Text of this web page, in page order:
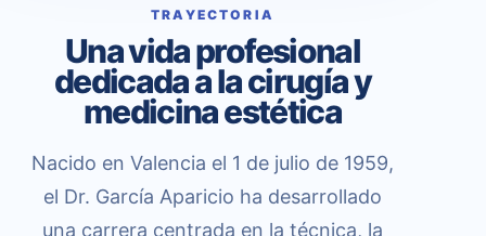
TRAYECTORIA
Una vida profesional
dedicada a la cirugía y
medicina estética
Nacido en Valencia el 1 de julio de 1959,
el Dr. García Aparicio ha desarrollado
una carrera centrada en la técnica, la